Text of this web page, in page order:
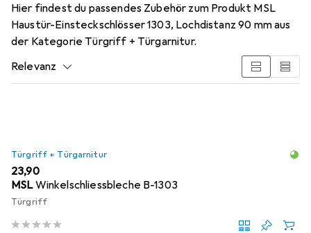
Hier findest du passendes Zubehör zum Produkt MSL
Haustür-Einsteckschlösser 1303, Lochdistanz 90 mm aus
der Kategorie Türgriff + Türgarnitur.
Relevanz
Türgriff + Türgarnitur
EUR
23,90
MSLWinkelschliessbleche B-1303
Türgriff